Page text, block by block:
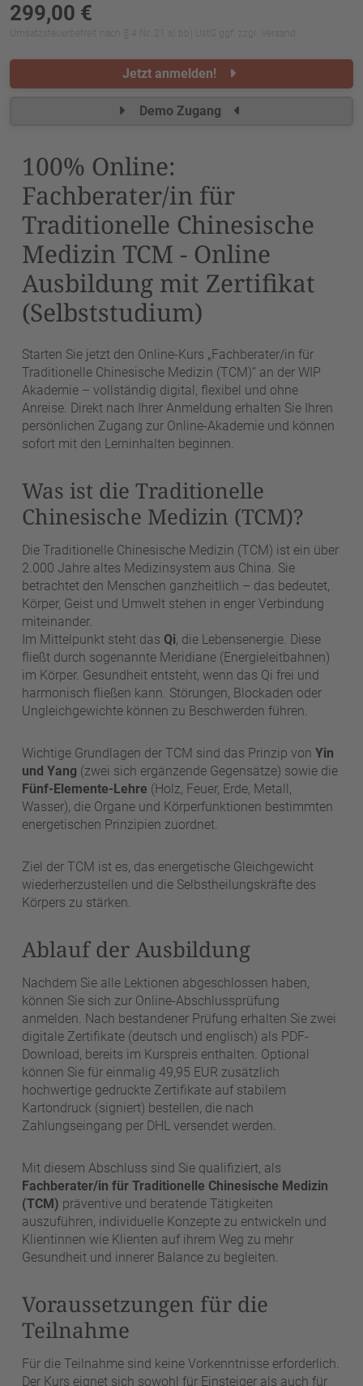
299,00 €
Umsatzsteuerbefreit nach § 4 Nr. 21 a) bb) UstG ggf. zzgl. Versand
Jetzt anmelden!
Demo Zugang
100% Online:
Fachberater/in für
Traditionelle Chinesische
Medizin TCM - Online
Ausbildung mit Zertifikat
(Selbststudium)
Starten Sie jetzt den Online-Kurs „Fachberater/in für
Traditionelle Chinesische Medizin (TCM)“ an der WIP
Akademie – vollständig digital, flexibel und ohne
Anreise. Direkt nach Ihrer Anmeldung erhalten Sie Ihren
persönlichen Zugang zur Online-Akademie und können
sofort mit den Lerninhalten beginnen.
Was ist die Traditionelle
Chinesische Medizin (TCM)?
Die Traditionelle Chinesische Medizin (TCM) ist ein über
2.000 Jahre altes Medizinsystem aus China. Sie
betrachtet den Menschen ganzheitlich – das bedeutet,
Körper, Geist und Umwelt stehen in enger Verbindung
miteinander.
Im Mittelpunkt steht das Qi, die Lebensenergie. Diese
fließt durch sogenannte Meridiane (Energieleitbahnen)
im Körper. Gesundheit entsteht, wenn das Qi frei und
harmonisch fließen kann. Störungen, Blockaden oder
Ungleichgewichte können zu Beschwerden führen.
Wichtige Grundlagen der TCM sind das Prinzip von Yin
und Yang (zwei sich ergänzende Gegensätze) sowie die
Fünf-Elemente-Lehre (Holz, Feuer, Erde, Metall,
Wasser), die Organe und Körperfunktionen bestimmten
energetischen Prinzipien zuordnet.
Ziel der TCM ist es, das energetische Gleichgewicht
wiederherzustellen und die Selbstheilungskräfte des
Körpers zu stärken.
Ablauf der Ausbildung
Nachdem Sie alle Lektionen abgeschlossen haben,
können Sie sich zur Online-Abschlussprüfung
anmelden. Nach bestandener Prüfung erhalten Sie zwei
digitale Zertifikate (deutsch und englisch) als PDF-
Download, bereits im Kurspreis enthalten. Optional
können Sie für einmalig 49,95 EUR zusätzlich
hochwertige gedruckte Zertifikate auf stabilem
Kartondruck (signiert) bestellen, die nach
Zahlungseingang per DHL versendet werden.
Mit diesem Abschluss sind Sie qualifiziert, als
Fachberater/in für Traditionelle Chinesische Medizin
(TCM) präventive und beratende Tätigkeiten
auszuführen, individuelle Konzepte zu entwickeln und
Klientinnen wie Klienten auf ihrem Weg zu mehr
Gesundheit und innerer Balance zu begleiten.
Voraussetzungen für die
Teilnahme
Für die Teilnahme sind keine Vorkenntnisse erforderlich.
Der Kurs eignet sich sowohl für Einsteiger als auch für